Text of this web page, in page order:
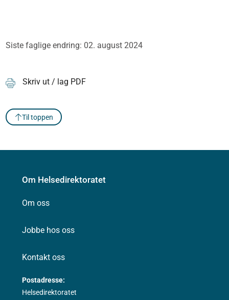
Siste faglige endring: 02. august 2024
Skriv ut / lag PDF
Til toppen
Om Helsedirektoratet
Om oss
Jobbe hos oss
Kontakt oss
Postadresse:
Helsedirektoratet